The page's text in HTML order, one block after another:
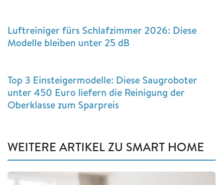
Luftreiniger fürs Schlafzimmer 2026: Diese
Modelle bleiben unter 25 dB
Top 3 Einsteigermodelle: Diese Saugroboter
unter 450 Euro liefern die Reinigung der
Oberklasse zum Sparpreis
WEITERE ARTIKEL ZU SMART HOME